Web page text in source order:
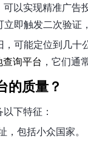
可以实现精准广告
即触发二次验证
可能定位到几
查询平台 ，它们通
的质量？
以下特征：
，包括小众国家。